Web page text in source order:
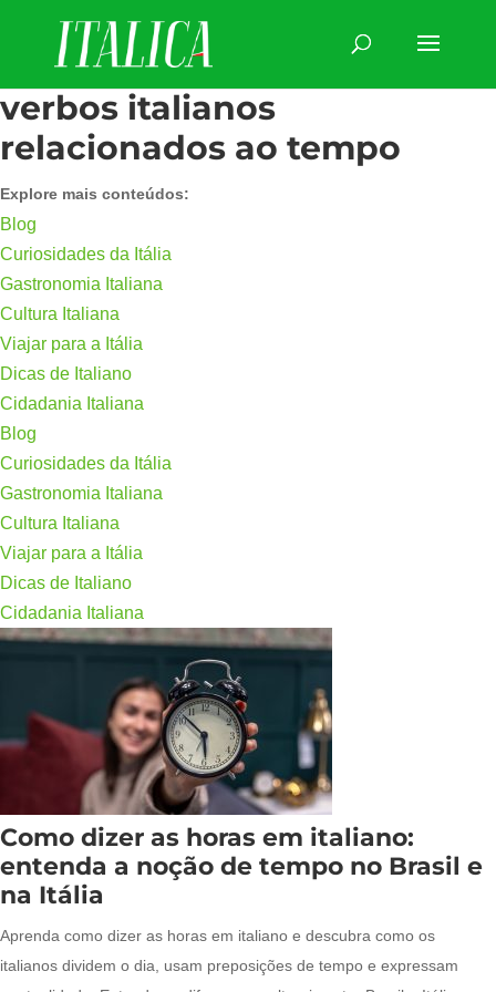
verbos italianos
relacionados ao tempo
Explore mais conteúdos:
Blog
Curiosidades da Itália
Gastronomia Italiana
Cultura Italiana
Viajar para a Itália
Dicas de Italiano
Cidadania Italiana
Blog
Curiosidades da Itália
Gastronomia Italiana
Cultura Italiana
Viajar para a Itália
Dicas de Italiano
Cidadania Italiana
Como dizer as horas em italiano:
entenda a noção de tempo no Brasil e
na Itália
Aprenda como dizer as horas em italiano e descubra como os
italianos dividem o dia, usam preposições de tempo e expressam